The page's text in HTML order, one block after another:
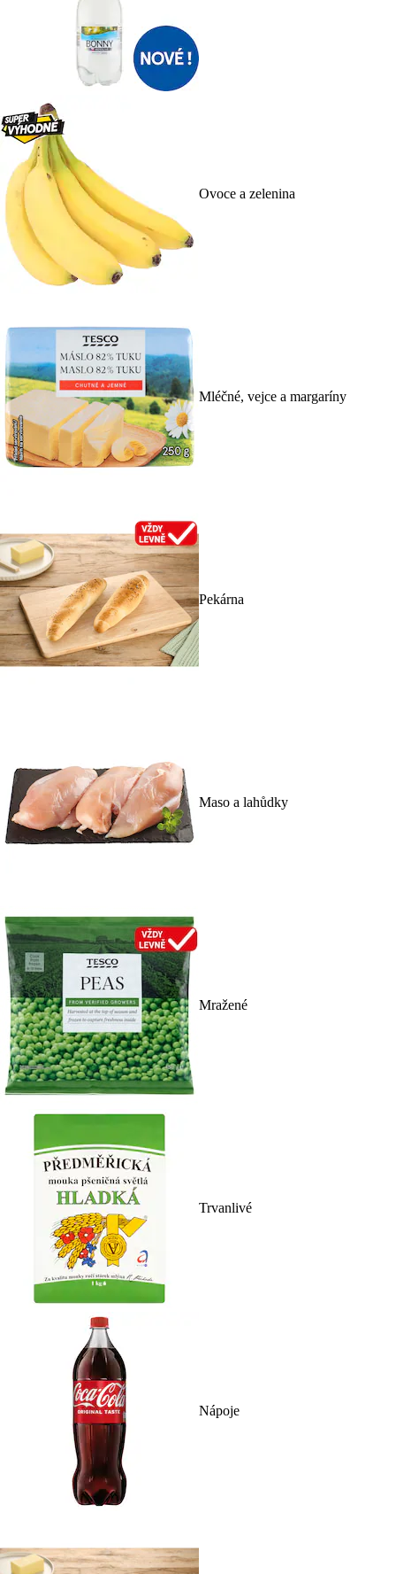
Ovoce a zelenina
Mléčné, vejce a margaríny
Pekárna
Maso a lahůdky
Mražené
Trvanlivé
Nápoje